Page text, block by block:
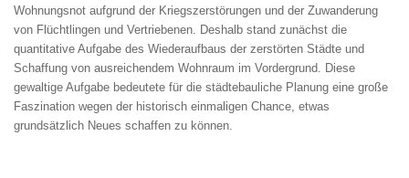
Wohnungsnot aufgrund der Kriegszerstörungen und der Zuwanderung
von Flüchtlingen und Vertriebenen. Deshalb stand zunächst die
quantitative Aufgabe des Wiederaufbaus der zerstörten Städte und
Schaffung von ausreichendem Wohnraum im Vordergrund. Diese
gewaltige Aufgabe bedeutete für die städtebauliche Planung eine große
Faszination wegen der historisch einmaligen Chance, etwas
grundsätzlich Neues schaffen zu können.